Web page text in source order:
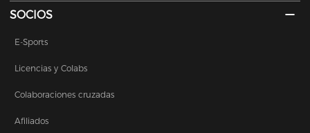
SOCIOS
E-Sports
Licencias y Colabs
Colaboraciones cruzadas
Afiliados